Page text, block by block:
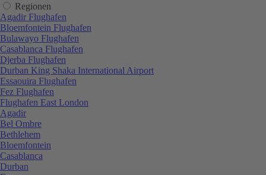
Regionen
Agadir Flughafen
Bloemfontein Flughafen
Bulawayo Flughafen
Casablanca Flughafen
Djerba Flughafen
Durban King Shaka International Airport
Essaouira Flughafen
Fez Flughafen
Flughafen East London
Agadir
Bel Ombre
Bethlehem
Bloemfontein
Casablanca
Durban